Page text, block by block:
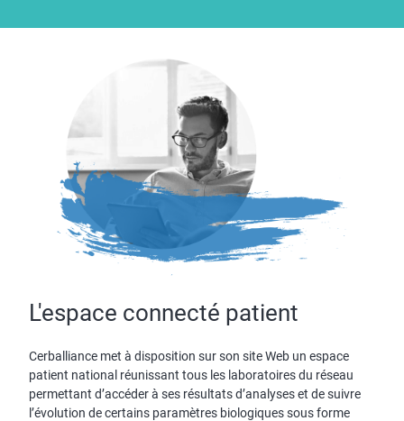
L'espace connecté patient
Cerballiance met à disposition sur son site Web un espace
patient national réunissant tous les laboratoires du réseau
permettant d’accéder à ses résultats d’analyses et de suivre
l’évolution de certains paramètres biologiques sous forme